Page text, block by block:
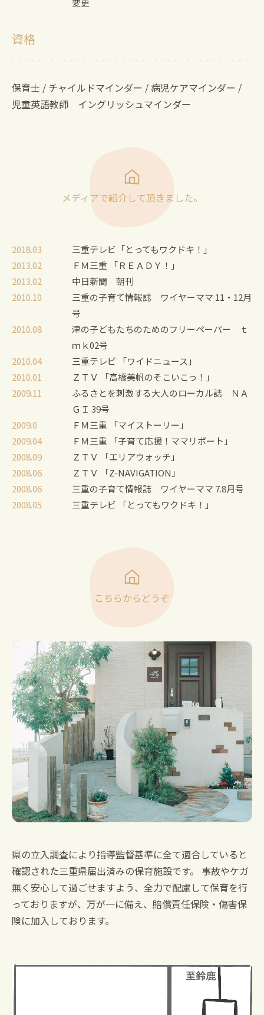
変更
資格
保育士 / チャイルドマインダー / 病児ケアマインダー /
児童英語教師 イングリッシュマインダー
メディアで紹介して頂きました。
2018.03
三重テレビ「とってもワクドキ！」
2013.02
ＦＭ三重 「ＲＥＡＤＹ！」
2013.02
中日新聞 朝刊
2010.10
三重の子育て情報誌 ワイヤーママ 11・12月
号
2010.08
津の子どもたちのためのフリーペーパー ｔ
ｍｋ02号
2010.04
三重テレビ 「ワイドニュース」
2010.01
ＺＴＶ 「高橋美帆のそこいこっ！」
2009.11
ふるさとを刺激する大人のローカル誌 ＮＡ
ＧＩ 39号
2009.0
ＦＭ三重 「マイストーリー」
2009.04
ＦＭ三重 「子育て応援！ママリポート」
2008.09
ＺＴＶ 「エリアウォッチ」
2008.06
ＺＴＶ 「Z-NAVIGATION」
2008.06
三重の子育て情報誌 ワイヤーママ 7.8月号
2008.05
三重テレビ 「とってもワクドキ！」
こちらからどうぞ
県の立入調査により指導監督基準に全て適合していると
確認された三重県届出済みの保育施設です。
事故やケガ
無く安心して過ごせますよう、全力で配慮して保育を行
っておりますが、 万が一に備え、賠償責任保険・傷害保
険に加入しております。